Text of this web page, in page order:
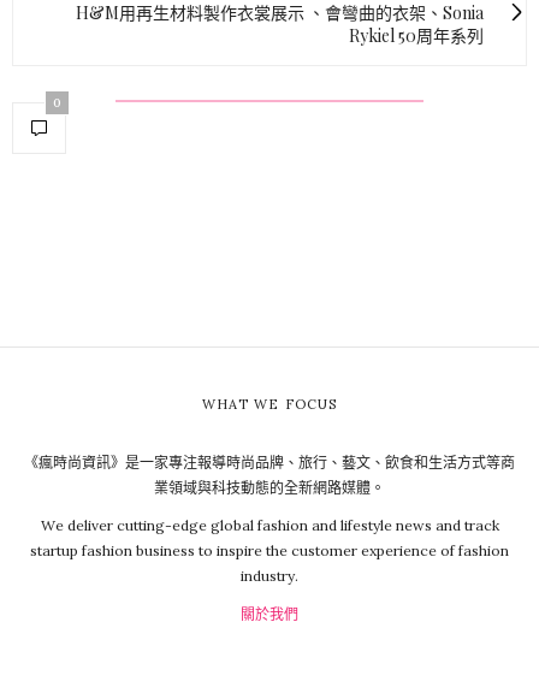
H&M用再生材料製作衣裳展示 、會彎曲的衣架、Sonia
Rykiel 50周年系列
0
WHAT WE FOCUS
《瘋時尚資訊》是一家專注報導時尚品牌、旅行、藝文、飲食和生活方式等商
業領域與科技動態的全新網路媒體。
We deliver cutting-edge global fashion and lifestyle news and track
startup fashion business to inspire the customer experience of fashion
industry.
關於我們